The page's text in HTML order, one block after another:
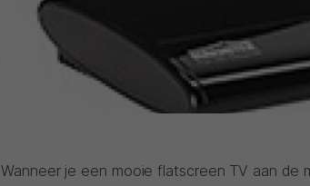
Wanneer je een mooie flatscreen TV aan de